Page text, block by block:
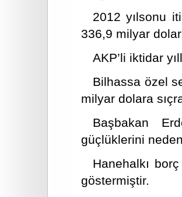
2012 yılsonu
336,9 milyar
AKP’li iktidar
Bilhassa özel
milyar dolara
Başbakan
güçlüklerini
Hanehalkı
göstermiştir.